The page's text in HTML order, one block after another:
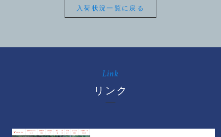
入荷状況一覧に戻る
Link
リンク